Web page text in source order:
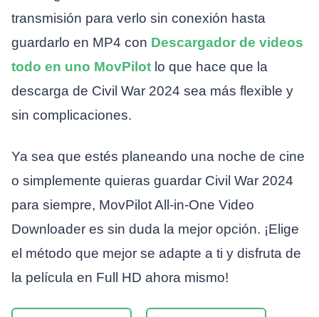
transmisión para verlo sin conexión hasta
guardarlo en MP4 con Descargador de videos
todo en uno MovPilotlo que hace que la
descarga de Civil War 2024 sea más flexible y
sin complicaciones.
Ya sea que estés planeando una noche de cine
o simplemente quieras guardar Civil War 2024
para siempre, MovPilot All-in-One Video
Downloader es sin duda la mejor opción. ¡Elige
el método que mejor se adapte a ti y disfruta de
la película en Full HD ahora mismo!